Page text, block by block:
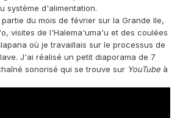
système d'alimentation.
du mois de février sur la Grande Ile,
visites de l'Halema'uma'u et des coulées
où je travaillais sur le processus de
J'ai réalisé un petit diaporama de 7
sonorisé qui se trouve sur YouTube à